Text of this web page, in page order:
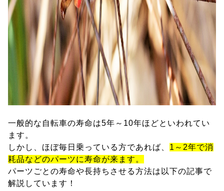
一般的な自転車の寿命は5年～10年ほどといわれてい
ます。
しかし、ほぼ毎日乗っている方であれば、 1～2年で消
耗品などのパーツに寿命が来ます。
パーツごとの寿命や長持ちさせる方法は以下の記事で
解説しています！